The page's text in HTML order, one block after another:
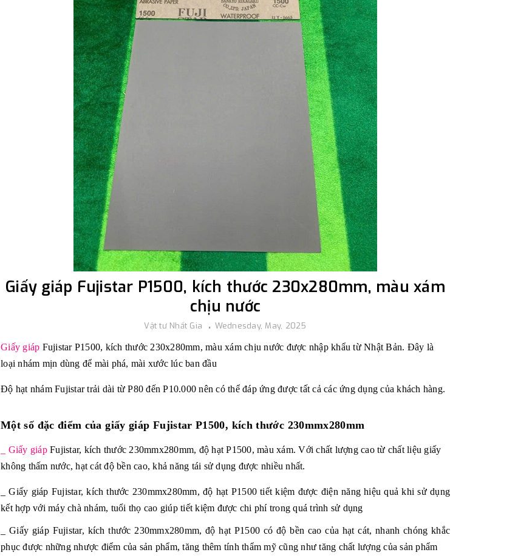
Giấy giáp Fujistar P1500, kích thước 230x280mm, màu xám
chịu nước
Vật tư Nhất Gia Wednesday, May, 2025
Giấy giáp Fujistar P1500, kích thước 230x280mm, màu xám chịu nước được nhập khẩu từ Nhật Bản. Đây là
loại nhám mịn dùng để mài phá, mài xước lúc ban đầu
Độ hạt nhám Fujistar trải dài từ P80 đến P10.000 nên có thể đáp ứng được tất cả các ứng dụng của khách hàng.
Một số đặc điểm của giấy giáp Fujistar P1500, kích thước 230mmx280mm
_ Giấy giáp Fujistar, kích thước 230mmx280mm, độ hạt P1500, màu xám. Với chất lượng cao từ chất liệu giấy
không thấm nước, hạt cát độ bền cao, khả năng tái sử dụng được nhiều nhất.
_ Giấy giáp Fujistar, kích thước 230mmx280mm, độ hạt P1500tiết kiệm được điện năng hiệu quả khi sử dụng
kết hợp với máy chà nhám, tuổi thọ cao giúp tiết kiệm được chi phí trong quá trình sử dụng
_ Giấy giáp Fujistar, kích thước 230mmx280mm, độ hạt P1500 có độ bền cao của hạt cát, nhanh chóng khắc
phục được những nhược điểm của sản phẩm, tăng thêm tính thẩm mỹ cũng như tăng chất lượng của sản phẩm